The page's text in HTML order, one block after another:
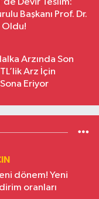
Devir Teslim:
Başkanı Prof. Dr.
Oldu!
Arzında Son
Arz İçin
Eriyor
dönem! Yeni
oranları